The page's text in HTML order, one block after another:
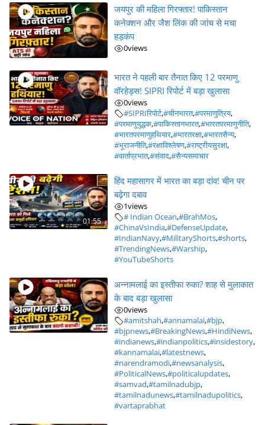
जयपुर की महिला गिरफ्तार! पाकिस्तान
कनेक्शन और जैश लिंक की जांच से मचा
हड़कंप
0views
भारत ने पहली बार तैनात किए 12 परमाणु
वॉरहेड्स! SIPRI रिपोर्ट में बड़ा खुलासा
0views
#SIPRIरिपोर्ट,#चीनभारत,#परमाणुत्रिय,
#परमाणुयुद्धक,#पाकिस्तानभारत,#भारतपरमाणुनीति,
#भारतपरमाणुहथियार,#भारतरक्षा,#भारतसैन्य,
#भूराजनीति,#रक्षाविश्लेषण,#राष्ट्रीयसुरक्षा,
#वार्ताप्रभात,#संवाद,#सैन्यसमाचार
01:55
हिंद महासागर में भारत का बड़ा दांव! चीन पर
बढ़ेगा दबाव
1views
# Indian Ocean,#BrahMos,
#ChinaVsIndia,#DefenseUpdate,
#IndianNavy,#MilitaryShorts,#shorts,
#TrendingNews,#Warship,
#YouTubeShorts
अन्नामलाई का इस्तीफा रुका? शाह से मुलाकात
के बाद बड़ा खुलासा
0views
#amitshah,#annamalai,#bjp,
#bjpnews,#BreakingNews,#HindiNews,
#indianews,#indianpolitics,#insidestory,
#kannamalai,#latestnews,
#narendramodi,#newsanalysis,
#PoliticalNews,#politicalupdates,
#samvad,#tamilnadubjp,
#tamilnadunews,#tamilnadupolitics,
#vartaprabhat